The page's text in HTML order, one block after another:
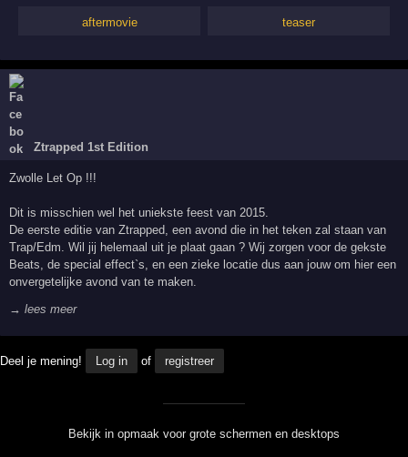
aftermovie teaser
Ztrapped 1st Edition
Zwolle Let Op !!!
Dit is misschien wel het uniekste feest van 2015.
De eerste editie van Ztrapped, een avond die in het teken zal staan van
Trap/Edm. Wil jij helemaal uit je plaat gaan ? Wij zorgen voor de gekste
Beats, de special effect`s, en een zieke locatie dus aan jouw om hier een
onvergetelijke avond van te maken.
→ lees meer
Deel je mening! Log in of registreer
Bekijk in opmaak voor grote schermen en desktops